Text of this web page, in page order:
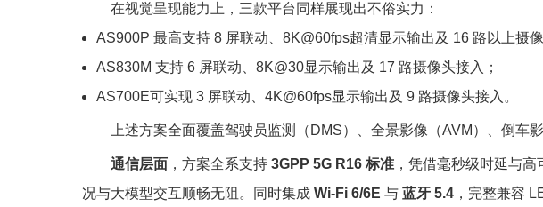
在视觉呈现能力上，三款平台同样展现出不俗实力：
AS900P 最高支持 8 屏联动、 8K@60fps超清显示输出及 16 路以上摄
AS830M 支持 6 屏联动、 8K@30显示输出及 17 路摄像头接入；
AS700E可实现 3 屏联动、 4K@60fps显示输出及 9 路摄像头接入。
上述方案全面覆盖驾驶员监测（DMS）、全景影像（AVM）、倒车
通信层面 ，方案全系支持 3GPP 5G R16 标准 ，凭借毫秒级时延与
况与大模型交互顺畅无阻。同时集成 Wi-Fi 6/6E 与 蓝牙 5.4 ，完整兼容